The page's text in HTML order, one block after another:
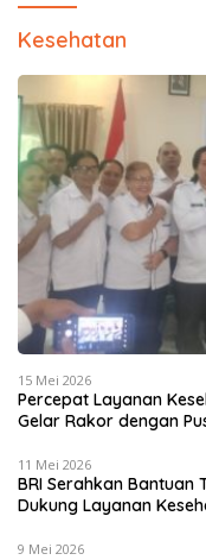
Kesehatan
15 Mei 2026
Percepat Layanan
Gelar Rakor dengan
11 Mei 2026
BRI Serahkan Bantuan
Dukung Layanan
9 Mei 2026